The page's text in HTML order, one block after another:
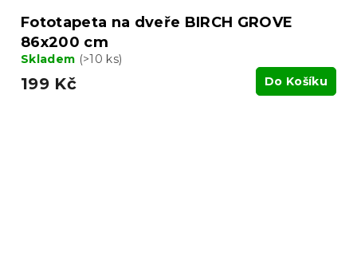
Fototapeta na dveře BIRCH GROVE
86x200 cm
Skladem (>10 ks)
199 Kč Do Košíku